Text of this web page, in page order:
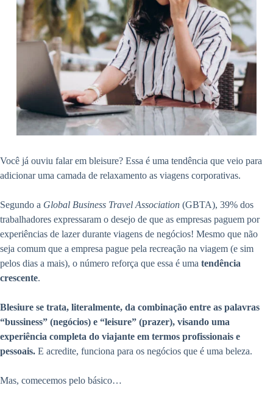
Você já ouviu falar em bleisure? Essa é uma tendência que veio para
adicionar uma camada de relaxamento as viagens corporativas.
Segundo a Global Business Travel Association (GBTA), 39% dos
trabalhadores expressaram o desejo de que as empresas paguem por
experiências de lazer durante viagens de negócios! Mesmo que não
seja comum que a empresa pague pela recreação na viagem (e sim
pelos dias a mais), o número reforça que essa é uma tendência
crescente.
Blesiure se trata, literalmente, da combinação entre as palavras
“bussiness” (negócios) e “leisure” (prazer), visando uma
experiência completa do viajante em termos profissionais e
pessoais. E acredite, funciona para os negócios que é uma beleza.
Mas, comecemos pelo básico…